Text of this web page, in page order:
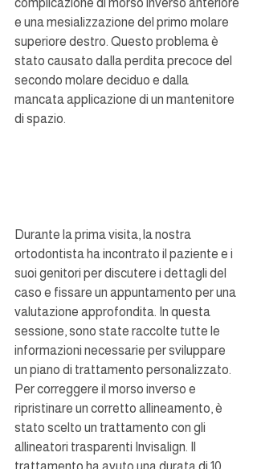
complicazione di morso inverso anteriore
e una mesializzazione del primo molare
superiore destro. Questo problema è
stato causato dalla perdita precoce del
secondo molare deciduo e dalla
mancata applicazione di un mantenitore
di spazio.
Durante la prima visita, la nostra
ortodontista ha incontrato il paziente e i
suoi genitori per discutere i dettagli del
caso e fissare un appuntamento per una
valutazione approfondita. In questa
sessione, sono state raccolte tutte le
informazioni necessarie per sviluppare
un piano di trattamento personalizzato.
Per correggere il morso inverso e
ripristinare un corretto allineamento, è
stato scelto un trattamento con gli
allineatori trasparenti Invisalign. Il